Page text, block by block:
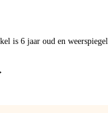
is 6 jaar oud en